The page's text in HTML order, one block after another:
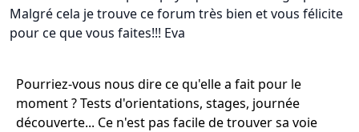
Malgré cela je trouve ce forum très bien et vous félicite
pour ce que vous faites!!! Eva
Pourriez-vous nous dire ce qu'elle a fait pour le
moment ? Tests d'orientations, stages, journée
découverte... Ce n'est pas facile de trouver sa voie